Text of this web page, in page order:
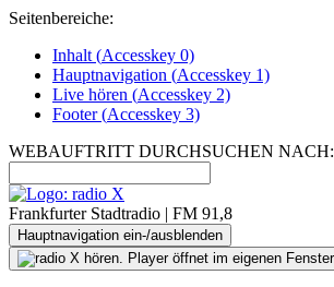
Seitenbereiche:
Inhalt (Accesskey 0)
Hauptnavigation (Accesskey 1)
Live hören (Accesskey 2)
Footer(Accesskey 3)
WEBAUFTRITT DURCHSUCHEN NACH:
Frankfurter Stadtradio | FM 91,8
Hauptnavigation ein-/ausblenden